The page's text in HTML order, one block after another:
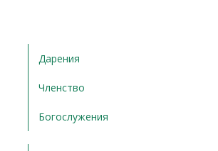
Дарения
Членство
Богослужения